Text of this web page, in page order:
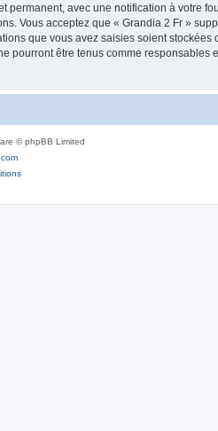
avec une notification à votre
Vous acceptez que « Grandia 2 Fr »
que vous avez saisies soient
pourront être tenus comme responsables
© phpBB Limited